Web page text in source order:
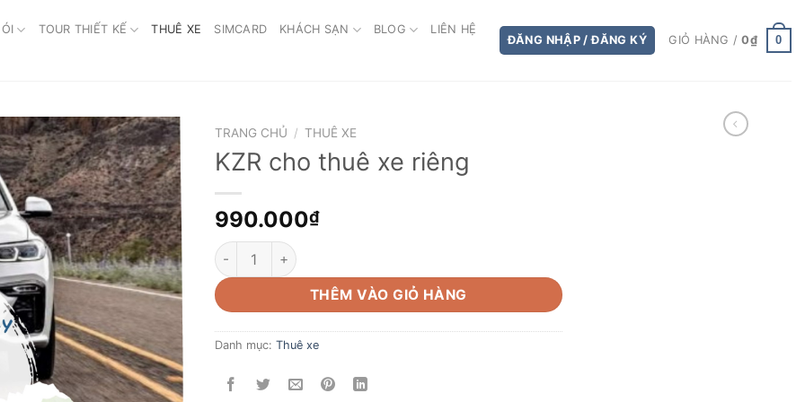
TOUR THIẾT KẾ THUÊ XE SIMCARD KHÁCH SẠN BLOG LIÊN HỆ
ĐĂNG NHẬP / ĐĂNG KÝ GIỎ HÀNG /0₫ 0
TRANG CHỦ / THUÊ XE
KZR cho thuê xe riêng
990.000₫
KZR cho thuê xe riêng số lượng
THÊM VÀO GIỎ HÀNG
Danh mục: Thuê xe